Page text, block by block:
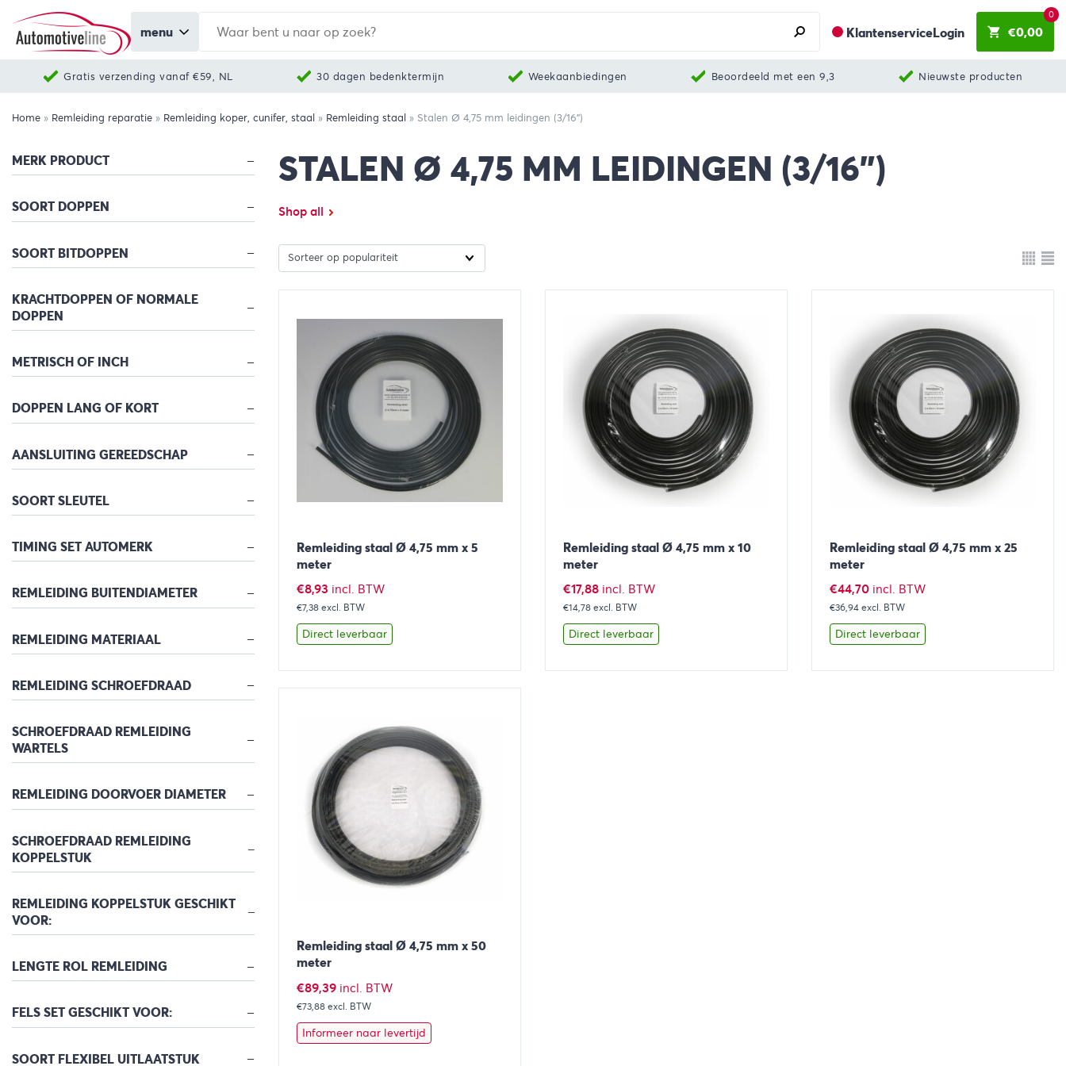
menu KlantenserviceLogin €0,00
0
Gratis verzending vanaf €59, NL 30 dagen bedenktermijn Weekaanbiedingen Beoordeeld met een 9,3 Nieuwste producten
Home » Remleiding reparatie » Remleiding koper, cunifer, staal » Remleiding staal » Stalen Ø 4,75 mm leidingen (3/16")
MERK PRODUCT
SOORT DOPPEN
SOORT BITDOPPEN
KRACHTDOPPEN OF NORMALE
DOPPEN
METRISCH OF INCH
DOPPEN LANG OF KORT
AANSLUITING GEREEDSCHAP
SOORT SLEUTEL
TIMING SET AUTOMERK
REMLEIDING BUITENDIAMETER
REMLEIDING MATERIAAL
REMLEIDING SCHROEFDRAAD
SCHROEFDRAAD REMLEIDING
WARTELS
REMLEIDING DOORVOER DIAMETER
SCHROEFDRAAD REMLEIDING
KOPPELSTUK
REMLEIDING KOPPELSTUK GESCHIKT
VOOR:
LENGTE ROL REMLEIDING
FELS SET GESCHIKT VOOR:
SOORT FLEXIBEL UITLAATSTUK
STALEN Ø 4,75 MM LEIDINGEN (3/16")
Shop all
Remleiding staal Ø 4,75 mm x 5
meter
€8,93 incl. BTW
€7,38 excl. BTW
Direct leverbaar
Bekijk Toevoegen aan winkelwagen
Remleiding staal Ø 4,75 mm x 10
meter
€17,88 incl. BTW
€14,78 excl. BTW
Direct leverbaar
Remleiding staal Ø 4,75 mm x 25
meter
€44,70 incl. BTW
€36,94 excl. BTW
Direct leverbaar
Remleiding staal Ø 4,75 mm x 50
meter
€89,39 incl. BTW
€73,88 excl. BTW
Informeer naar levertijd